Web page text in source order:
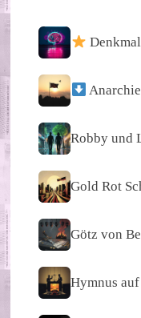
Robby und
Gold Rot
Götz von
Hymnus